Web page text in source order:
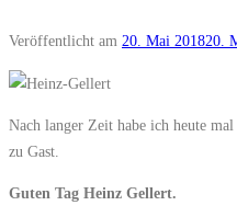
Veröffentlicht am 20. Mai 201820.
Nach langer Zeit habe ich heute
zu Gast.
Guten Tag Heinz Gellert.